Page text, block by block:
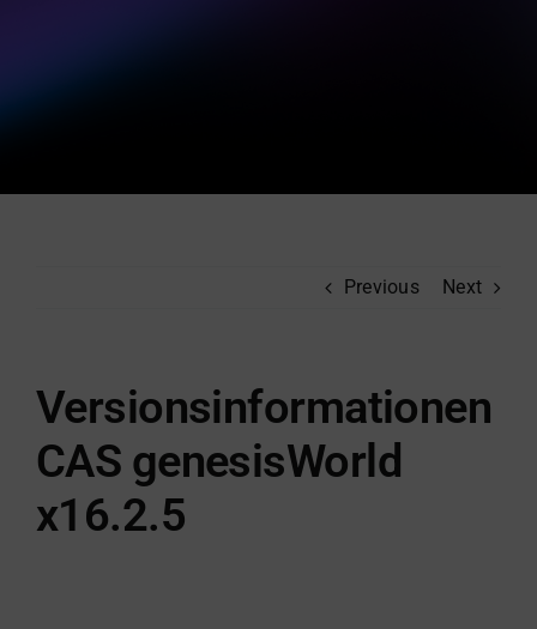
Previous Next
Versionsinformationen
CAS genesisWorld
x16.2.5